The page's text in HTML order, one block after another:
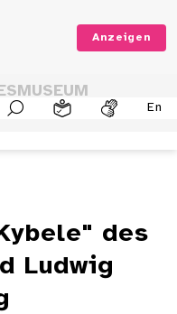
Anzeigen
En
des
Ludwig